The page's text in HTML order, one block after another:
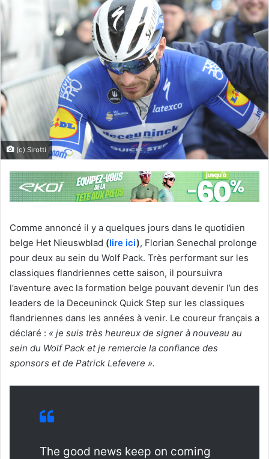
(c) Sirotti
Comme annoncé il y a quelques jours dans le quotidien
belge Het Nieuswblad (lire ici), Florian Senechal prolonge
pour deux au sein du Wolf Pack. Très performant sur les
classiques flandriennes cette saison, il poursuivra
l’aventure avec la formation belge pouvant devenir l’un des
leaders de la Deceuninck Quick Step sur les classiques
flandriennes dans les années à venir. Le coureur français a
déclaré : « je suis très heureux de signer à nouveau au
sein du Wolf Pack et je remercie la confiance des
sponsors et de Patrick Lefevere ».
The good news keep on coming